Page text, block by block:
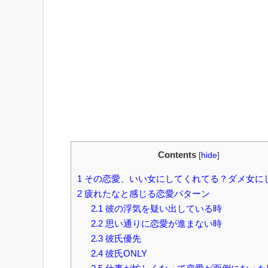
Contents [hide]
1 その恋愛、いい女にしてくれてる？ダメ女に
2 疲れたなと感じる恋愛パターン
2.1 彼の浮気を疑い出している時
2.2思い通りに恋愛が進まない時
2.3彼氏優先
2.4彼氏ONLY